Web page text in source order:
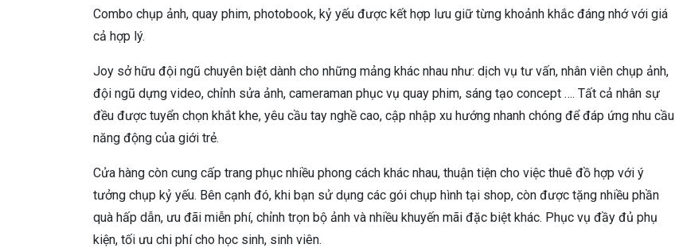
Combo chụp ảnh, quay phim, photobook, kỷ yếu được kết hợp lưu giữ từng khoảnh khắc đáng nhớ với giá
cả hợp lý.
Joy sở hữu đội ngũ chuyên biệt dành cho những mảng khác nhau như: dịch vụ tư vấn, nhân viên chụp ảnh,
đội ngũ dựng video, chỉnh sửa ảnh, cameraman phục vụ quay phim, sáng tạo concept …. Tất cả nhân sự
đều được tuyển chọn khắt khe, yêu cầu tay nghề cao, cập nhập xu hướng nhanh chóng để đáp ứng nhu cầu
năng động của giới trẻ.
Cửa hàng còn cung cấp trang phục nhiều phong cách khác nhau, thuận tiện cho việc thuê đồ hợp với ý
tưởng chụp kỷ yếu. Bên cạnh đó, khi bạn sử dụng các gói chụp hình tại shop, còn được tặng nhiều phần
quà hấp dẫn, ưu đãi miễn phí, chỉnh trọn bộ ảnh và nhiều khuyến mãi đặc biệt khác. Phục vụ đầy đủ phụ
kiện, tối ưu chi phí cho học sinh, sinh viên.